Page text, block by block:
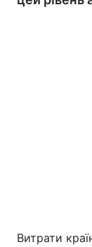
Витрати